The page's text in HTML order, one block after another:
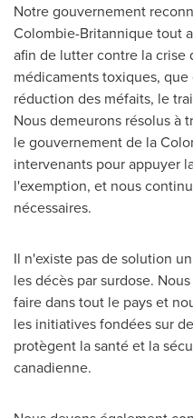
Notre gouvernement
Colombie-Britannique tout
afin de lutter contre la crise
médicaments toxiques,
réduction des méfaits, le
Nous demeurons résolus à
le gouvernement de la
intervenants pour appuyer
l'exemption, et nous
nécessaires.
Il n'existe pas de solution
les décès par surdose.
faire dans tout le pays et
les initiatives fondées sur
protègent la santé et la
canadienne.